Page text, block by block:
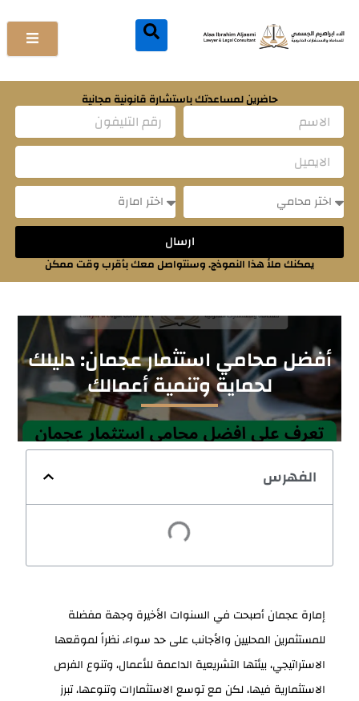
إلى
المحتوى
حاضرين لمساعدتك باستشارة قانونية مجانية
ارسال
يمكنك ملأ هذا النموذج. وسنتواصل معك بأقرب وقت ممكن
أفضل محامي استثمار عجمان: دليلك
لحماية وتنمية أعمالك
الفهرس
إمارة عجمان أصبحت في السنوات الأخيرة وجهة مفضلة
للمستثمرين المحليين والأجانب على حد سواء، نظراً لموقعها
الاستراتيجي، بيئتها التشريعية الداعمة للأعمال، وتنوع الفرص
الاستثمارية فيها، لكن مع توسع الاستثمارات وتنوعها، تبرز